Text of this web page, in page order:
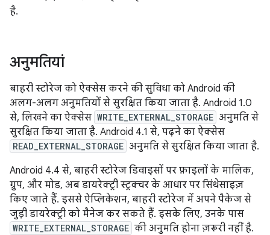
है.
अनुमतियां
बाहरी स्टोरेज को ऐक्सेस करने की सुविधा को Android की
अलग-अलग अनुमतियों से सुरक्षित किया जाता है. Android 1.0
से, लिखने का ऐक्सेस WRITE_EXTERNAL_STORAGE अनुमति से
सुरक्षित किया जाता है. Android 4.1 से, पढ़ने का ऐक्सेस
READ_EXTERNAL_STORAGE अनुमति से सुरक्षित किया जाता है.
Android 4.4 से, बाहरी स्टोरेज डिवाइसों पर फ़ाइलों के मालिक,
ग्रुप, और मोड, अब डायरेक्ट्री स्ट्रक्चर के आधार पर सिंथेसाइज़
किए जाते हैं. इससे ऐप्लिकेशन, बाहरी स्टोरेज में अपने पैकेज से
जुड़ी डायरेक्ट्री को मैनेज कर सकते हैं. इसके लिए, उनके पास
WRITE_EXTERNAL_STORAGE की अनुमति होना ज़रूरी नहीं है.